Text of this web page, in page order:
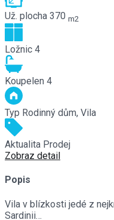
Už. plocha 370 m2
Ložnic 4
Koupelen 4
Typ Rodinný dům, Vila
Aktualita Prodej
Zobraz detail
Popis
Vila v blízkosti jedé z
Sardinii…